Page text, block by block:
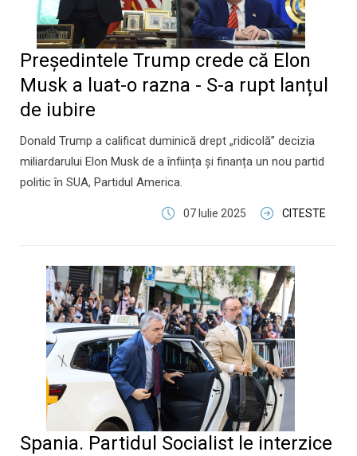
Președintele Trump crede că Elon
Musk a luat-o razna - S-a rupt lanțul
de iubire
Donald Trump a calificat duminică drept „ridicolă” decizia
miliardarului Elon Musk de a înființa și finanța un nou partid
politic în SUA, Partidul America.
07 Iulie 2025 CITESTE
Spania. Partidul Socialist le interzice